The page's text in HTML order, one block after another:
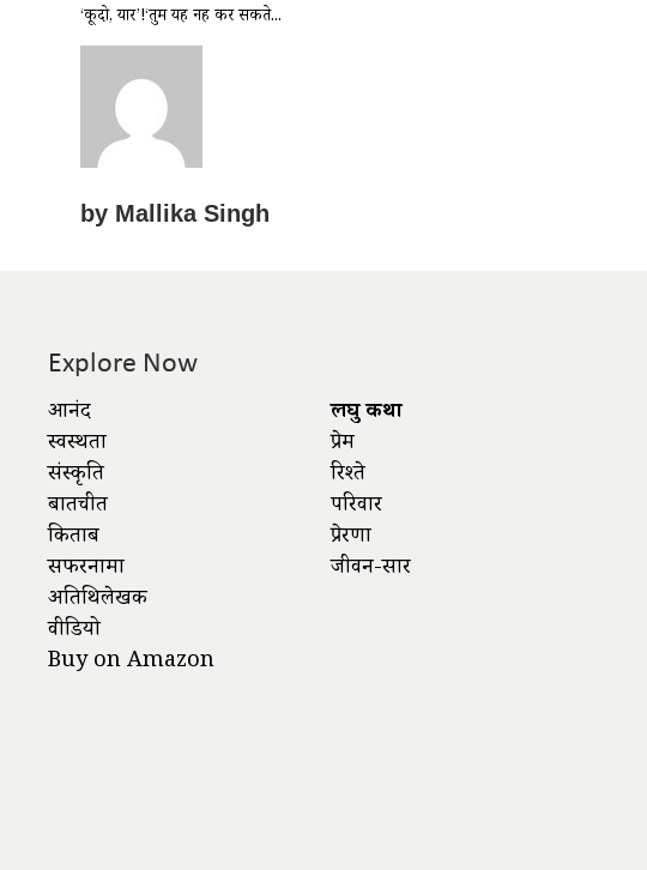
‘कूदो, यार’!‘तुम यह नहीं कर सकते...
by Mallika Singh
Explore Now
आनंद
स्वस्थता
संस्कृति
बातचीत
किताबें
सफरनामा
अतिथिलेखक
वीडियो
Buy on Amazon
लघु कथा
प्रेम
रिश्ते
परिवार
प्रेरणा
जीवन-सार